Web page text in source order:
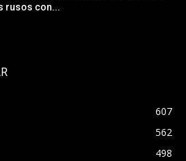
rusos con...
607
562
498